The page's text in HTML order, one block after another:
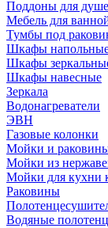
Поддоны для
Мебель для
Тумбы под
Шкафы
Шкафы
Шкафы навесные
Зеркала
Водонагреватели
ЭВН
Газовые колонки
Мойки и
Мойки из
Мойки для кухни
Раковины
Водяные